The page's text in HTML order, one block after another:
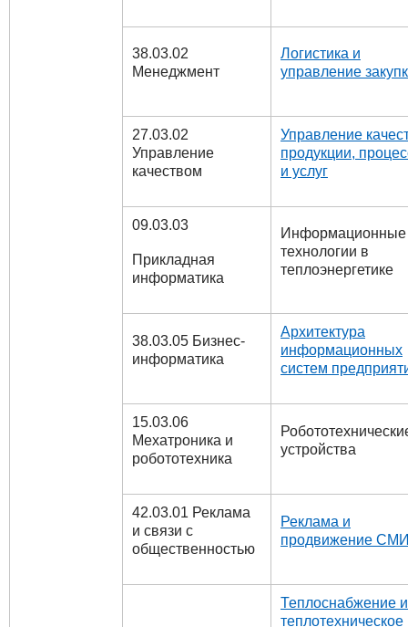
38.03.02
Менеджмент
Логистика и
управление
27.03.02
Управление
качеством
Управление
продукции,
и услуг
09.03.03
Прикладная
информатика
Информационные
технологии в
теплоэнергетике
38.03.05 Бизнес-
информатика
Архитектура
информационных
систем
15.03.06
Мехатроника и
робототехника
устройства
42.03.01 Реклама
и связи с
общественностью
Реклама и
продвижение
Теплоснабжение и
теплотехническое